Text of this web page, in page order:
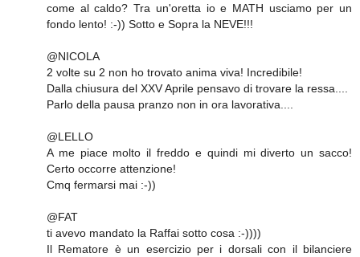
come al caldo? Tra un'oretta io e MATH usciamo per un
fondo lento! :-)) Sotto e Sopra la NEVE!!!
@NICOLA
2 volte su 2 non ho trovato anima viva! Incredibile!
Dalla chiusura del XXV Aprile pensavo di trovare la ressa....
Parlo della pausa pranzo non in ora lavorativa....
@LELLO
A me piace molto il freddo e quindi mi diverto un sacco!
Certo occorre attenzione!
Cmq fermarsi mai :-))
@FAT
ti avevo mandato la Raffai sotto cosa :-))))
Il Rematore è un esercizio per i dorsali con il bilanciere